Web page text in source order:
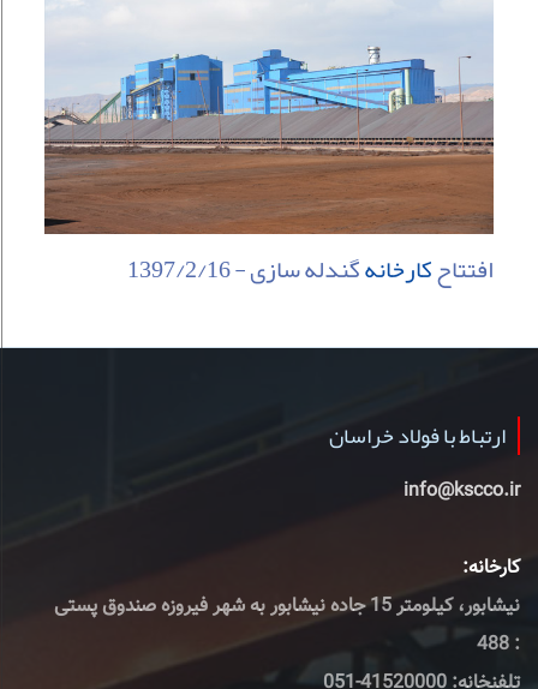
افتتاحکارخانهگندله سازی - 1397/2/16
ارتباط با فولاد خراسان
info@kscco.ir
کارخانه:
نیشابور، کیلومتر 15 جاده نیشابور به شهر فیروزه صندوق پستی
: 488